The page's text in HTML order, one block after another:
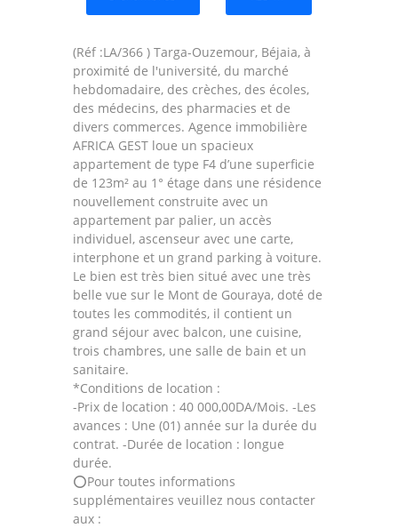
(Réf :LA/366 ) Targa-Ouzemour, Béjaia, à
proximité de l'université, du marché
hebdomadaire, des crèches, des écoles,
des médecins, des pharmacies et de
divers commerces. Agence immobilière
AFRICA GEST loue un spacieux
appartement de type F4 d’une superficie
de 123m² au 1° étage dans une résidence
nouvellement construite avec un
appartement par palier, un accès
individuel, ascenseur avec une carte,
interphone et un grand parking à voiture.
Le bien est très bien situé avec une très
belle vue sur le Mont de Gouraya, doté de
toutes les commodités, il contient un
grand séjour avec balcon, une cuisine,
trois chambres, une salle de bain et un
sanitaire.
*Conditions de location :
-Prix de location : 40 000,00DA/Mois. -Les
avances : Une (01) année sur la durée du
contrat. -Durée de location : longue
durée.
⭕️Pour toutes informations
supplémentaires veuillez nous contacter
aux :